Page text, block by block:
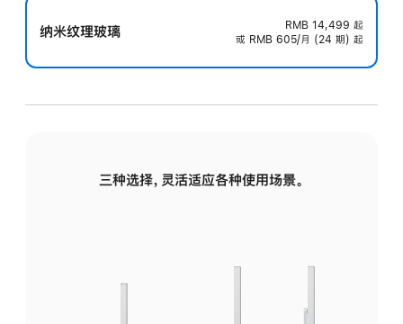
纳米纹理玻璃 RMB 14,499 起
或 RMB 605/月 (24 期) 起
三种选择，灵活适应各种使用场景。